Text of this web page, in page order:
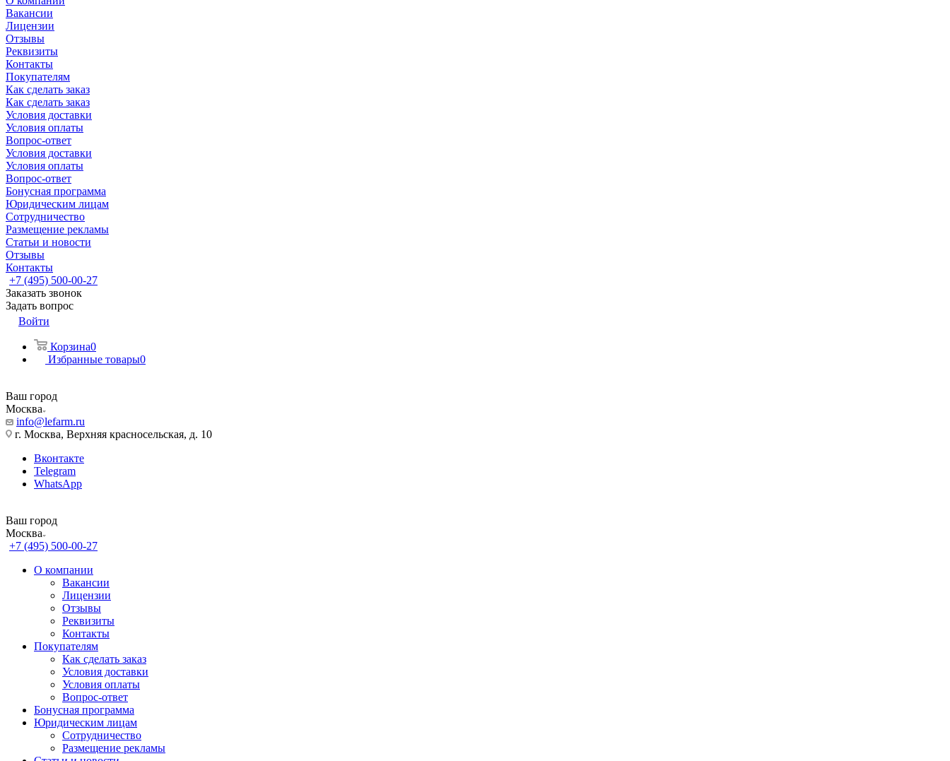
Вакансии
Лицензии
Отзывы
Реквизиты
Контакты
Покупателям
Как сделать заказ
Как сделать заказ
Условия доставки
Условия оплаты
Вопрос-ответ
Условия доставки
Условия оплаты
Вопрос-ответ
Бонусная программа
Юридическим лицам
Сотрудничество
Размещение рекламы
Статьи и новости
Отзывы
Контакты
+7 (495) 500-00-27
Заказать звонок
Задать вопрос
Войти
Корзина0
Избранные товары0
Ваш город
Москва
info@lefarm.ru
г. Москва, Верхняя красносельская, д. 10
Вконтакте
Telegram
WhatsApp
Ваш город
Москва
+7 (495) 500-00-27
О компании
Вакансии
Лицензии
Отзывы
Реквизиты
Контакты
Покупателям
Как сделать заказ
Условия доставки
Условия оплаты
Вопрос-ответ
Бонусная программа
Юридическим лицам
Сотрудничество
Размещение рекламы